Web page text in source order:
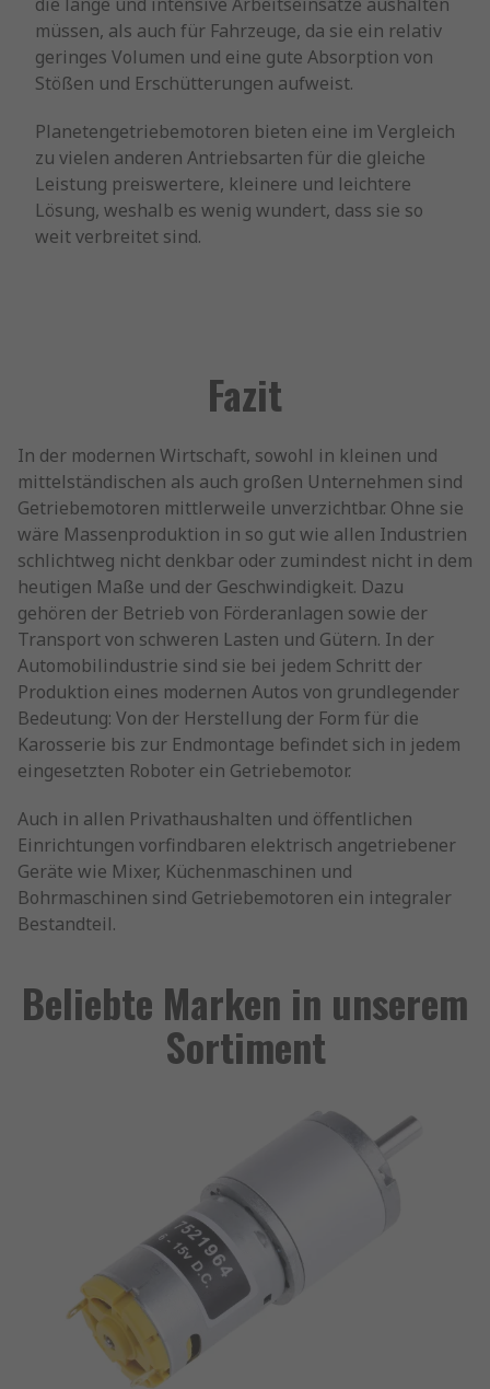
die lange und intensive Arbeitseinsätze aushalten
müssen, als auch für Fahrzeuge, da sie ein relativ
geringes Volumen und eine gute Absorption von
Stößen und Erschütterungen aufweist.
Planetengetriebemotoren bieten eine im Vergleich
zu vielen anderen Antriebsarten für die gleiche
Leistung preiswertere, kleinere und leichtere
Lösung, weshalb es wenig wundert, dass sie so
weit verbreitet sind.
Fazit
In der modernen Wirtschaft, sowohl in kleinen und
mittelständischen als auch großen Unternehmen sind
Getriebemotoren mittlerweile unverzichtbar. Ohne sie
wäre Massenproduktion in so gut wie allen Industrien
schlichtweg nicht denkbar oder zumindest nicht in dem
heutigen Maße und der Geschwindigkeit. Dazu
gehören der Betrieb von Förderanlagen sowie der
Transport von schweren Lasten und Gütern. In der
Automobilindustrie sind sie bei jedem Schritt der
Produktion eines modernen Autos von grundlegender
Bedeutung: Von der Herstellung der Form für die
Karosserie bis zur Endmontage befindet sich in jedem
eingesetzten Roboter ein Getriebemotor.
Auch in allen Privathaushalten und öffentlichen
Einrichtungen vorfindbaren elektrisch angetriebener
Geräte wie Mixer, Küchenmaschinen und
Bohrmaschinen sind Getriebemotoren ein integraler
Bestandteil.
Beliebte Marken in unserem
Sortiment